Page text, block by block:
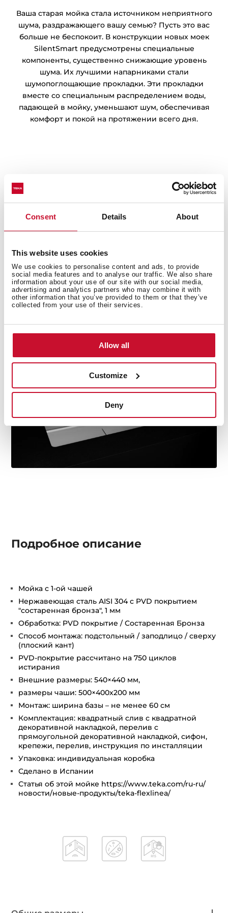
Consent Details About
This website uses cookies
We use cookies to personalise content and ads, to provide
social media features and to analyse our traffic. We also share
information about your use of our site with our social media,
advertising and analytics partners who may combine it with
other information that you’ve provided to them or that they’ve
collected from your use of their services.
Allow all
Customize
Deny
Ваша старая мойка стала источником неприятного
шума, раздражающего вашу семью? Пусть это вас
больше не беспокоит. В конструкции новых моек
SilentSmart предусмотрены специальные
компоненты, существенно снижающие уровень
шума. Их лучшими напарниками стали
шумопоглощающие прокладки. Эти прокладки
вместе со специальным распределением воды,
падающей в мойку, уменьшают шум, обеспечивая
комфорт и покой на протяжении всего дня.
Мойки с гарантией на весь срок службы
Благодаря высочайшему качеству материалов ваша
мойка прослужит очень долго. Да здравствует
мойка!
Подробное описание
Мойка с 1-ой чашей
Нержавеющая сталь AISI 304 с PVD покрытием
"состаренная бронза", 1 мм
Обработка: PVD покрытие / Состаренная Бронза
Способ монтажа: подстольный / заподлицо / сверху
(плоский кант)
PVD-покрытие рассчитано на 750 циклов
истирания
Внешние размеры: 540×440 мм,
размеры чаши: 500×400х200 мм
Монтаж: ширина базы – не менее 60 см
Комплектация: квадратный слив с квадратной
декоративной накладкой, перелив с
прямоугольной декоративной накладкой, сифон,
крепежи, перелив, инструкция по инсталляции
Упаковка: индивидуальная коробка
Сделано в Испании
Статья об этой мойке https://www.teka.com/ru-ru/
новости/новые-продукты/teka-flexlinea/